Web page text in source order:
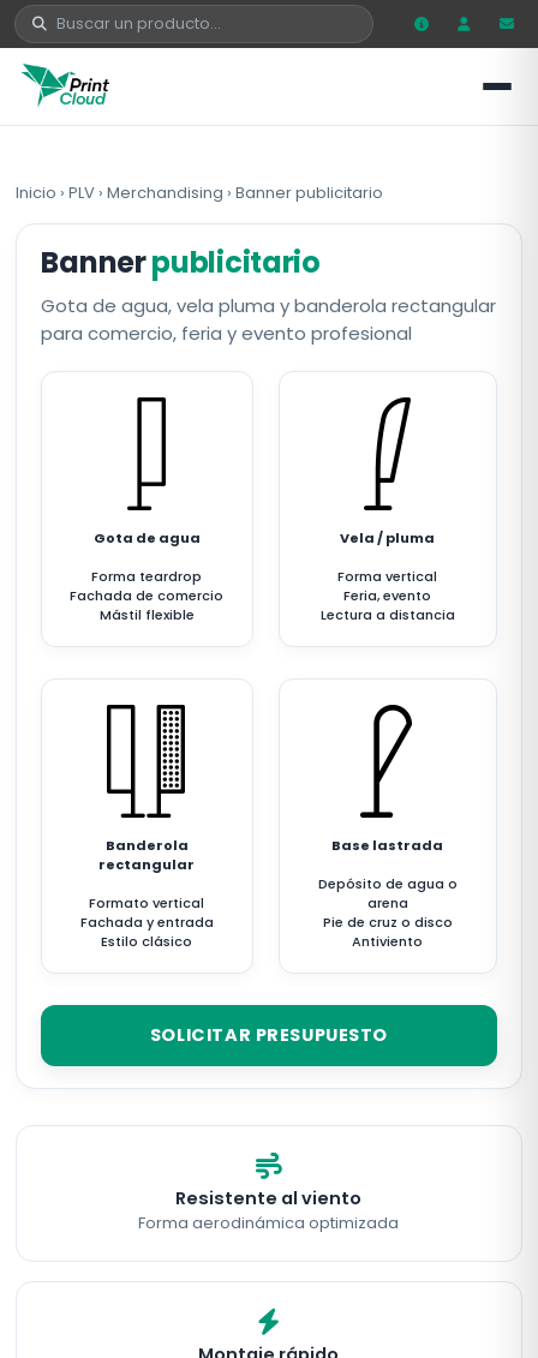
Inicio ›PLV ›Merchandising ›Banner publicitario
Bannerpublicitario
Gota de agua, vela pluma y banderola rectangular
para comercio, feria y evento profesional
Gota de agua
Forma teardrop
Fachada de comercio
Mástil flexible
Vela / pluma
Forma vertical
Feria, evento
Lectura a distancia
Banderola
rectangular
Formato vertical
Fachada y entrada
Estilo clásico
Base lastrada
Depósito de agua o
arena
Pie de cruz o disco
Antiviento
SOLICITAR PRESUPUESTO
Resistente al viento
Forma aerodinámica optimizada